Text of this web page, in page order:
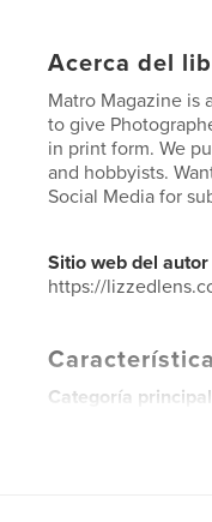
Acerca del
Matro Magazine is
to give
in print form. We
and hobbyists.
Social Media for
Sitio web del autor
https://
Categoría
Categorías